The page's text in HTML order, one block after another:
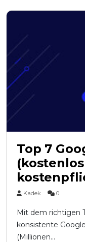
Top 7
Kadek 0
Mit dem richtigen
konsistente
(Millionen...